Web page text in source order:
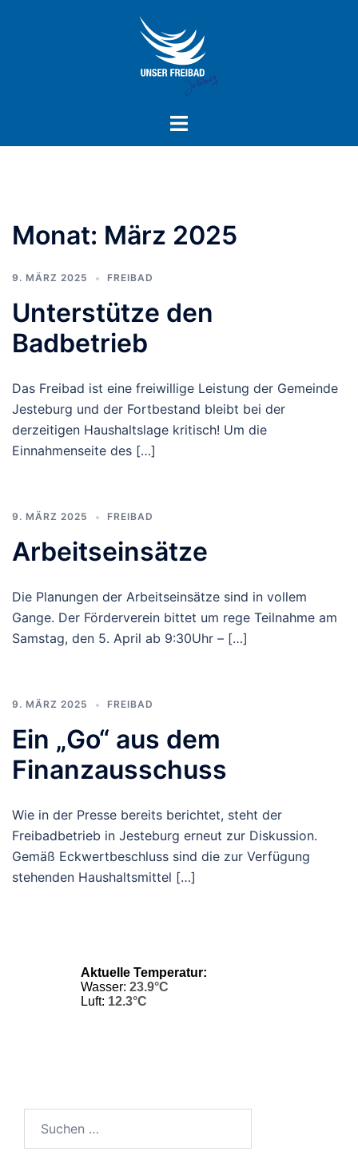
Monat: März 2025
9. MÄRZ 2025 FREIBAD
Unterstütze den
Badbetrieb
Das Freibad ist eine freiwillige Leistung der Gemeinde
Jesteburg und der Fortbestand bleibt bei der
derzeitigen Haushaltslage kritisch! Um die
Einnahmenseite des […]
9. MÄRZ 2025 FREIBAD
Arbeitseinsätze
Die Planungen der Arbeitseinsätze sind in vollem
Gange. Der Förderverein bittet um rege Teilnahme am
Samstag, den 5. April ab 9:30Uhr – […]
9. MÄRZ 2025 FREIBAD
Ein „Go“ aus dem
Finanzausschuss
Wie in der Presse bereits berichtet, steht der
Freibadbetrieb in Jesteburg erneut zur Diskussion.
Gemäß Eckwertbeschluss sind die zur Verfügung
stehenden Haushaltsmittel […]